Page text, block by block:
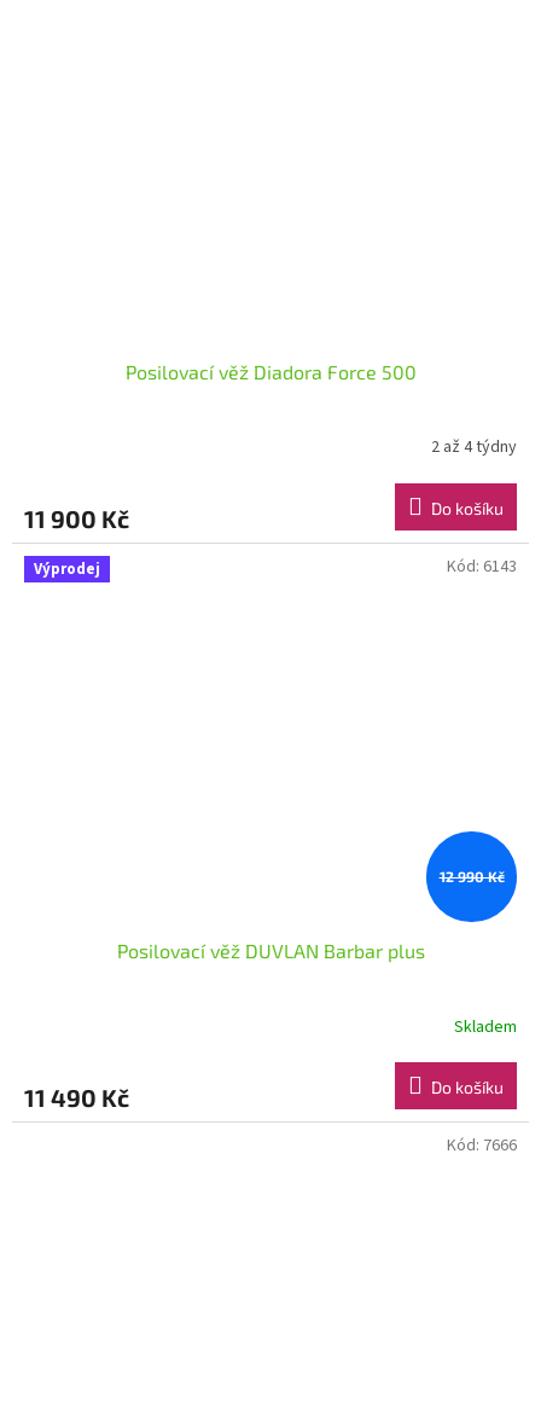
Posilovací věž Diadora Force 500
2 až 4 týdny
11 900 Kč Do košíku
Výprodej
12 990 Kč
Posilovací věž DUVLAN Barbar plus
Skladem
11 490 Kč Do košíku
Kód: 6143
Kód: 7666